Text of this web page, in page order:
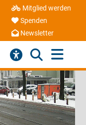
Mitglied werden
Spenden
Newsletter